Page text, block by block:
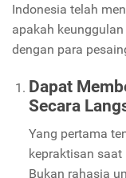
Indonesia telah
apakah
dengan para
Dapat
Secara
Yang pertama
kepraktisan
Bukan rahasia